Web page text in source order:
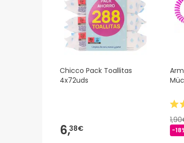
Chicco Pack Toallitas
4x72uds
6,38€ -